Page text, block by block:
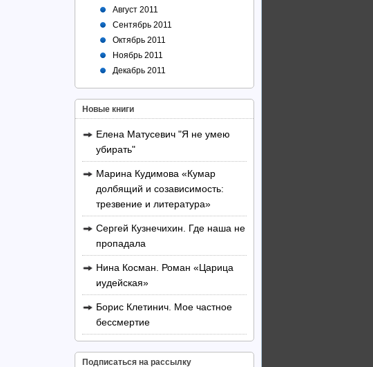
Август 2011
Сентябрь 2011
Октябрь 2011
Ноябрь 2011
Декабрь 2011
Новые книги
Елена Матусевич "Я не умею
убирать"
Марина Кудимова «Кумар
долбящий и созависимость:
трезвение и литература»
Сергей Кузнечихин. Где наша не
пропадала
Нина Косман. Роман «Царица
иудейская»
Борис Клетинич. Мое частное
бессмертие
Подписаться на рассылку